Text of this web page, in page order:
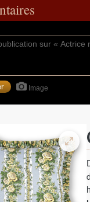
Image